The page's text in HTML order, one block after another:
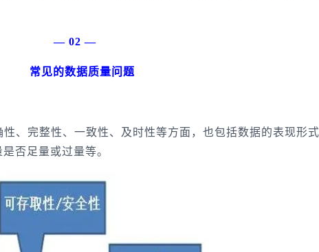
—
常见的数据质量问题
完整性、一致性、及时性等方面，也包括数据的表现形
否足量或过量等。